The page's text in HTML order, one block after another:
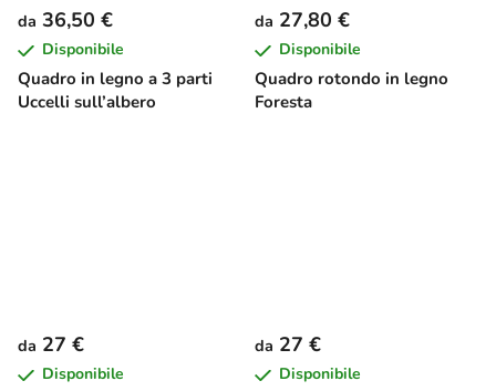
Quadro in legno a 3 parti
Uccelli sull’albero
da 36,50 €
Disponibile
Quadro rotondo in legno
Foresta
da 27,80 €
Disponibile
da 27 €
Disponibile
da 27 €
Disponibile